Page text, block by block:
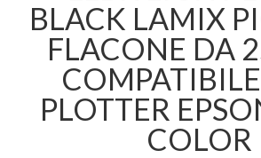
BLACK LAMIX
FLACONE DA
PLOTTER
COLOR